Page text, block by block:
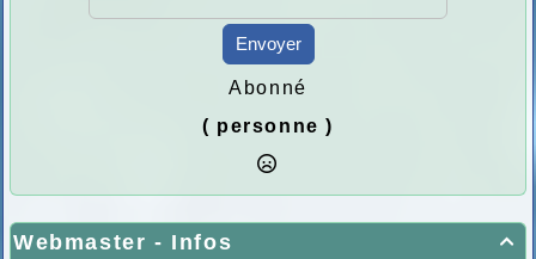
Envoyer
Abonné
( personne )

Webmaster - Infos